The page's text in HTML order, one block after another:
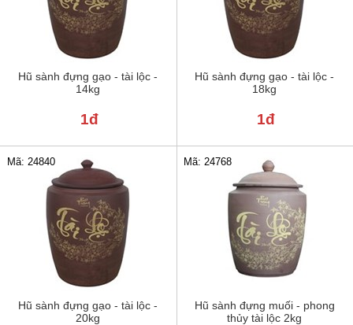
Hũ sành đựng gạo - tài lộc -
14kg
1đ
Hũ sành đựng gạo - tài lộc -
18kg
1đ
Hũ sành đựng gạo - tài lộc -
20kg
Mã: 24840
Hũ sành đựng muối - phong
thủy tài lộc 2kg
Mã: 24768